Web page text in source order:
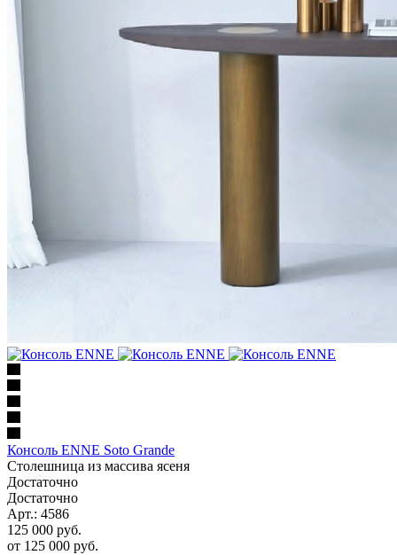
Консоль ENNE Soto Grande
Столешница из массива ясеня
Достаточно
Достаточно
Арт.: 4586
125 000 руб.
от 125 000 руб.